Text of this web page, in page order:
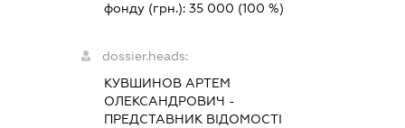
фонду (грн.):35 000 (100 %)
dossier.heads:
КУВШИНОВ АРТЕМ
ОЛЕКСАНДРОВИЧ -
ПРЕДСТАВНИК ВІДОМОСТІ